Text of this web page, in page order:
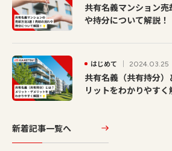
共有名義マンション
や持分について解説！
はじめて 2024.03.25
共有名義（共有持分
リットをわかりやすく
新着記事一覧へ